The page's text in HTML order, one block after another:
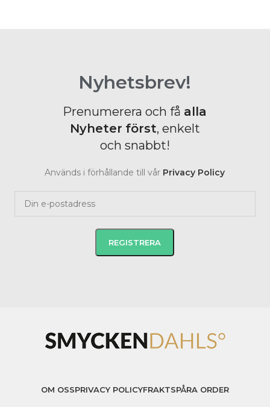
Nyhetsbrev!
Prenumerera och få alla
Nyheter först, enkelt
och snabbt!
Används i förhållande till vår Privacy Policy
OM OSSPRIVACY POLICYFRAKTSPÅRA ORDER